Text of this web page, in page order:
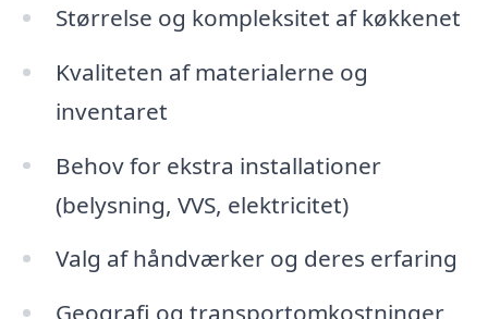
Størrelse og kompleksitet af køkkenet
Kvaliteten af materialerne og
inventaret
Behov for ekstra installationer
(belysning, VVS, elektricitet)
Valg af håndværker og deres erfaring
Geografi og transportomkostninger